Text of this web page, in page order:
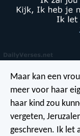
Maar kan een
meer voor haar
haar kind zou
vergeten,
geschreven. Ik let